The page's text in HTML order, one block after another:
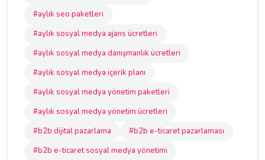
#aylık seo paketleri
#aylık sosyal medya ajans ücretleri
#aylık sosyal medya danışmanlık ücretleri
#aylık sosyal medya içerik planı
#aylık sosyal medya yönetim paketleri
#aylık sosyal medya yönetim ücretleri
#b2b dijital pazarlama
#b2b e-ticaret pazarlaması
#b2b e-ticaret sosyal medya yönetimi